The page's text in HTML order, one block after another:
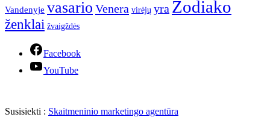
Vandenyje vasario Venera virėjų yra Zodiako
ženklai žvaigždės
Facebook
YouTube
Susisiekti : Skaitmeninio marketingo agentūra